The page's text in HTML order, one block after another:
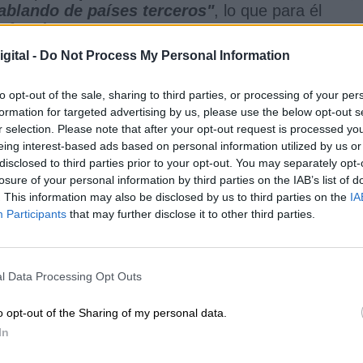
- Do Not Process My Personal Information
opt-out of the sale, sharing to third parties, or processing of your
for targeted advertising by us, please use the below opt-out
selection. Please note that after your opt-out request is processed
interest-based ads based on personal information utilized by us
to third parties prior to your opt-out. You may separately
of your personal information by third parties on the IAB’s list of
This information may also be disclosed by us to third parties on the
Participants that may further disclose it to other third parties.
Data Processing Opt Outs
opt-out of the Sharing of my personal data.
de países terceros", lo que para él
funciones".
del CNI en la cuerda floja por las
sobre el espionaje a políticos
Macías
que la situación de algunos cargos como el de
"insostenibles"
cada día. Se
vean a Robles:"pensarán si lo sabía o no lo
ambas situaciones, estuviera o no